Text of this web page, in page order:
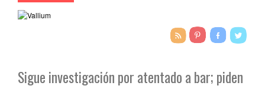
Sigue investigación por atentado a bar; piden